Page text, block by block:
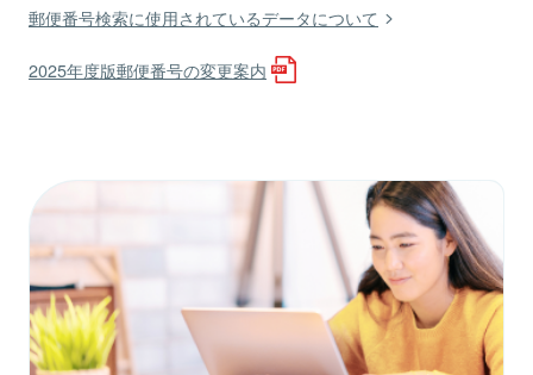
郵便番号検索に使用されているデータについて
2025年度版郵便番号の変更案内